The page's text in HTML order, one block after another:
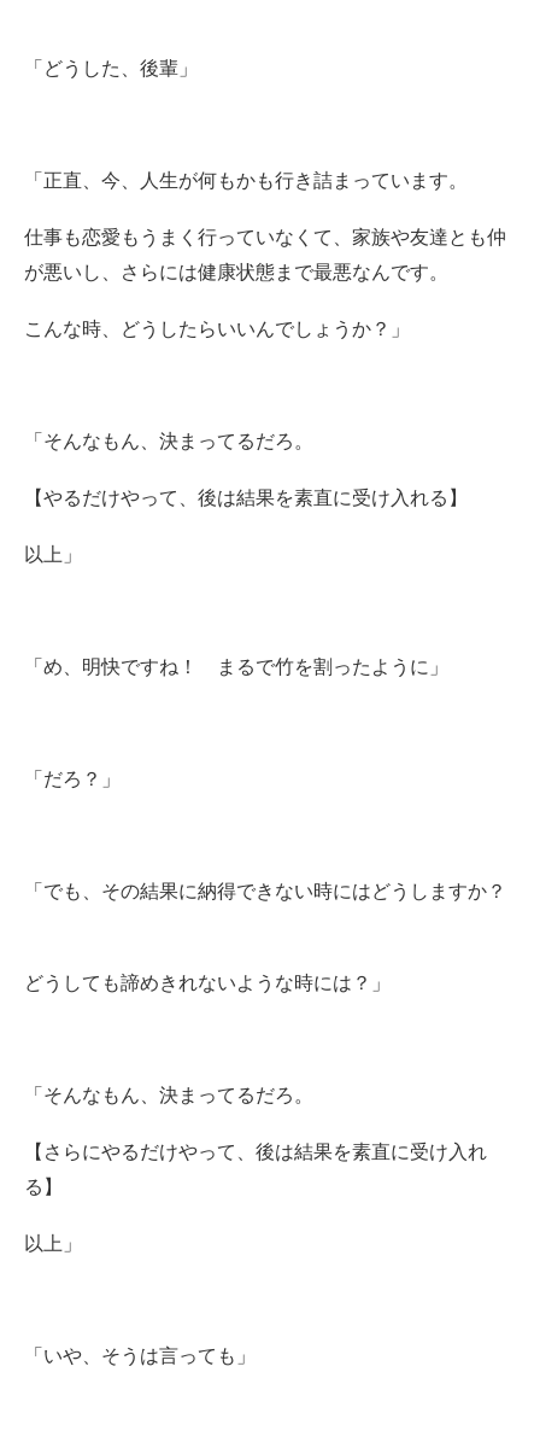
「どうした、後輩」
「正直、今、人生が何もかも行き詰まっています。
仕事も恋愛もうまく行っていなくて、家族や友達とも仲
が悪いし、さらには健康状態まで最悪なんです。
こんな時、どうしたらいいんでしょうか？」
「そんなもん、決まってるだろ。
【やるだけやって、後は結果を素直に受け入れる】
以上」
「め、明快ですね！ まるで竹を割ったように」
「だろ？」
「でも、その結果に納得できない時にはどうしますか？
どうしても諦めきれないような時には？」
「そんなもん、決まってるだろ。
【さらにやるだけやって、後は結果を素直に受け入れ
る】
以上」
「いや、そうは言っても」